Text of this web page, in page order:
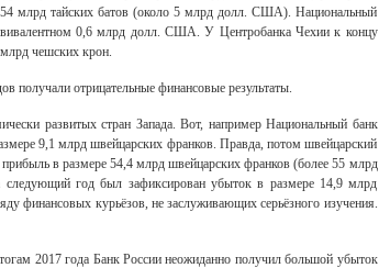
млрд тайских батов (около 5 млрд долл. США). Национальный
0,6 млрд долл. США. У Центробанка Чехии к концу
чешских крон.
получали отрицательные финансовые результаты.
развитых стран Запада. Вот, например Национальный банк
9,1 млрд швейцарских франков. Правда, потом швейцарский
в размере 54,4 млрд швейцарских франков (более 55 млрд
год был зафиксирован убыток в размере 14,9 млрд
финансовых курьёзов, не заслуживающих серьёзного изучения.
2017 года Банк России неожиданно получил большой убыток